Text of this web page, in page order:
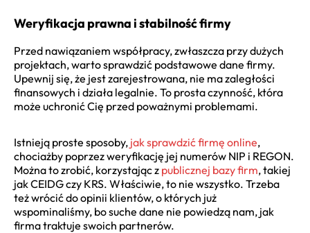
Weryfikacja prawna i stabilność firmy
Przed nawiązaniem współpracy, zwłaszcza przy dużych
projektach, warto sprawdzić podstawowe dane firmy.
Upewnij się, że jest zarejestrowana, nie ma zaległości
finansowych i działa legalnie. To prosta czynność, która
może uchronić Cię przed poważnymi problemami.
Istnieją proste sposoby, jak sprawdzić firmę online,
chociażby poprzez weryfikację jej numerów NIP i REGON.
Można to zrobić, korzystając z publicznej bazy firm, takiej
jak CEIDG czy KRS. Właściwie, to nie wszystko. Trzeba
też wrócić do opinii klientów, o których już
wspominaliśmy, bo suche dane nie powiedzą nam, jak
firma traktuje swoich partnerów.